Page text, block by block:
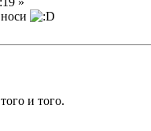
и того.